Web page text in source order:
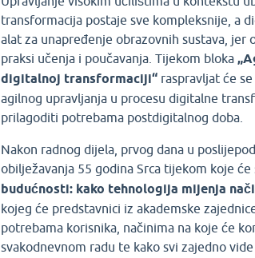
transformacija postaje sve kompleksnije, a
alat za unapređenje obrazovnih sustava,
praksi učenja i poučavanja. Tijekom bloka
digitalnoj transformaciji“ raspravljat će
agilnog upravljanja u procesu digitalne
prilagoditi potrebama postdigitalnog doba.
Nakon radnog dijela, prvog dana u
obilježavanja 55 godina Srca tijekom koje
budućnosti: kako tehnologija mijenja
kojeg će predstavnici iz akademske
potrebama korisnika, načinima na koje će
svakodnevnom radu te kako svi zajedno